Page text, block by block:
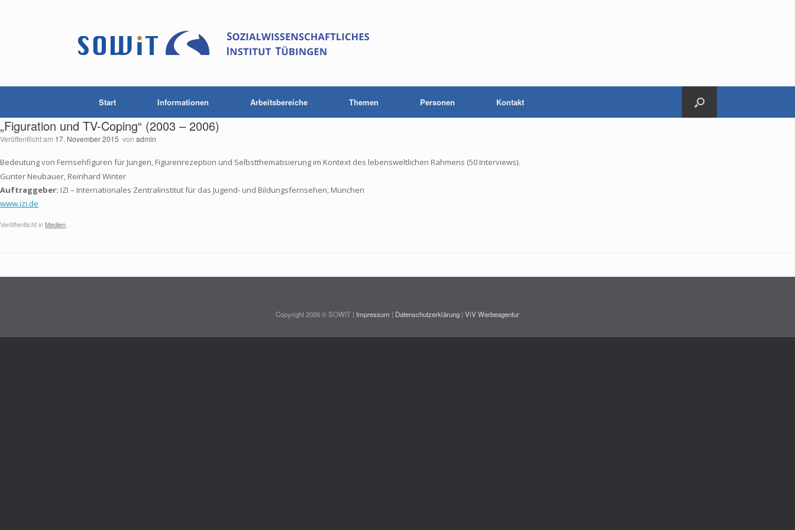
Start Informationen Arbeitsbereiche Themen Personen Kontakt
„Figuration und TV-Coping“ (2003 – 2006)
Veröffentlicht am 17. November 2015 von admin
Bedeutung von Fernsehfiguren für Jungen, Figurenrezeption und Selbstthematisierung im Kontext des lebensweltlichen Rahmens (50 Interviews).
Gunter Neubauer, Reinhard Winter
Auftraggeber: IZI – Internationales Zentralinstitut für das Jugend- und Bildungsfernsehen, München
www.izi.de
Veröffentlicht in Medien
Copyright 2026 © SOWIT | Impressum | Datenschutzerklärung | ViV Werbeagentur